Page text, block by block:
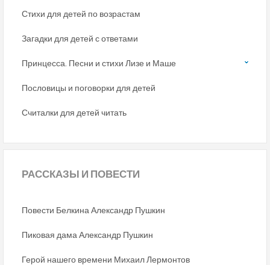
Стихи для детей по возрастам
Загадки для детей с ответами
Принцесса. Песни и стихи Лизе и Маше
Пословицы и поговорки для детей
Считалки для детей читать
РАССКАЗЫ И ПОВЕСТИ
Повести Белкина Александр Пушкин
Пиковая дама Александр Пушкин
Герой нашего времени Михаил Лермонтов